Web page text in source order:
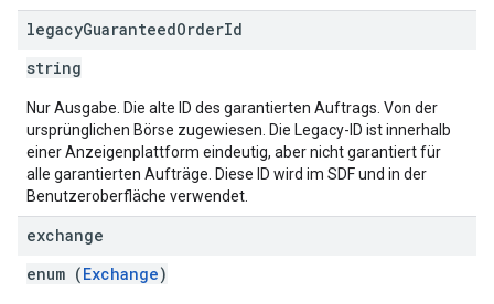
legacyGuaranteedOrderId
string
Nur Ausgabe. Die alte ID des garantierten Auftrags. Von der
ursprünglichen Börse zugewiesen. Die Legacy-ID ist innerhalb
einer Anzeigenplattform eindeutig, aber nicht garantiert für
alle garantierten Aufträge. Diese ID wird im SDF und in der
Benutzeroberfläche verwendet.
exchange
enum (Exchange)